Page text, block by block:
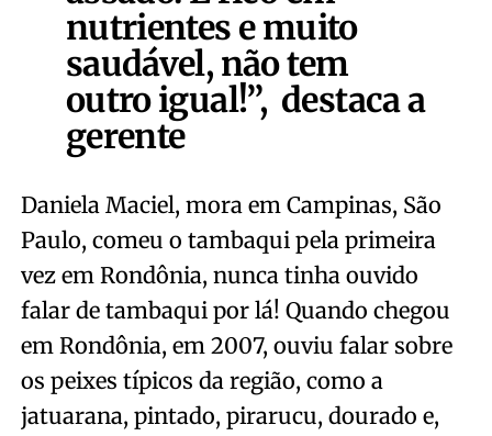
nutrientes e muito
saudável, não tem
outro igual!”, destaca a
gerente
Daniela Maciel, mora em Campinas, São
Paulo, comeu o tambaqui pela primeira
vez em Rondônia, nunca tinha ouvido
falar de tambaqui por lá! Quando chegou
em Rondônia, em 2007, ouviu falar sobre
os peixes típicos da região, como a
jatuarana, pintado, pirarucu, dourado e,